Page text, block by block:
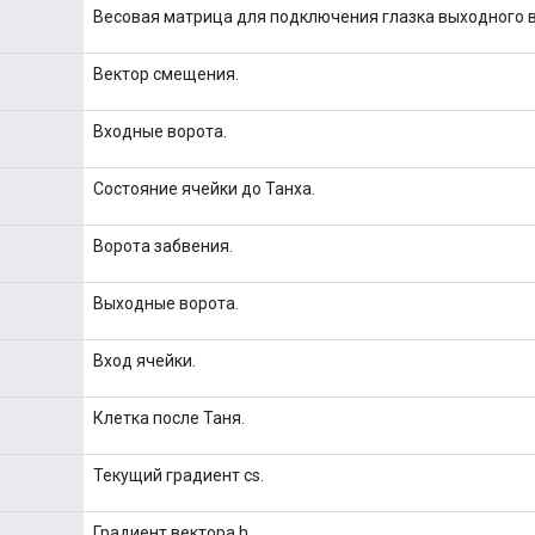
Весовая матрица для подключения глазка выходного
Вектор смещения.
Входные ворота.
Состояние ячейки до Танха.
Ворота забвения.
Выходные ворота.
Вход ячейки.
Клетка после Таня.
Текущий градиент cs.